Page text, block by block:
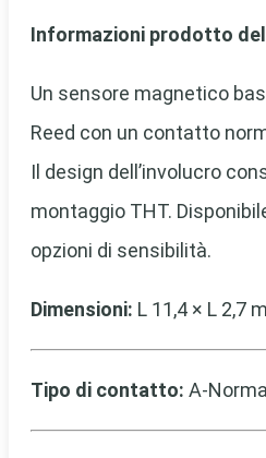
Informazioni prodotto
Un sensore magnetico
Reed con un contatto
Il design dell’involucro
montaggio THT.
opzioni di sensibilità.
Dimensioni: L 11,4 × L 2,7
Tipo di contatto: A-